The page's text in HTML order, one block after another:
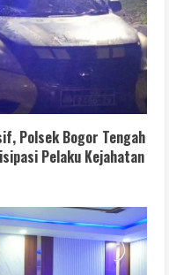
Polsek Bogor Tengah
Pelaku Kejahatan